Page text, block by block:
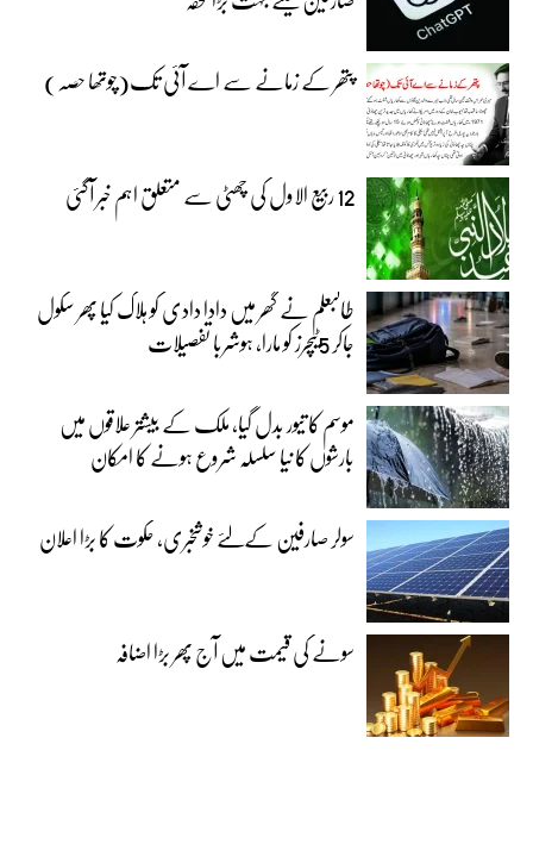
پتھر کے زمانے سے اے آئی تک(چوتھا حصہ)
12 ربیع الاول کی چھٹی سے متعلق اہم خبر آگئی
طالبعلم نے گھر میں دادا دادی کو ہلاک کیا پھر سکول
جاکر 5ٹیچرز کو مارا، ہوشربا تفصیلات
موسم کا تیور بدل گیا، ملک کے بیشتر علاقوں میں
بارشوں کا نیا سلسلہ شروع ہونے کا امکان
سولر صارفین کےلئے خوشخبری، حکوت کا بڑا اعلان
سونے کی قیمت میں آج پھر بڑا اضافہ